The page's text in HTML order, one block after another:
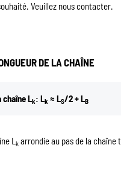
Veuillez nous contacter.
DE LA CHAÎNE
chaîne Lk: Lk ≈ LS/2 + LB
L karrondie au pas de la chaîne t